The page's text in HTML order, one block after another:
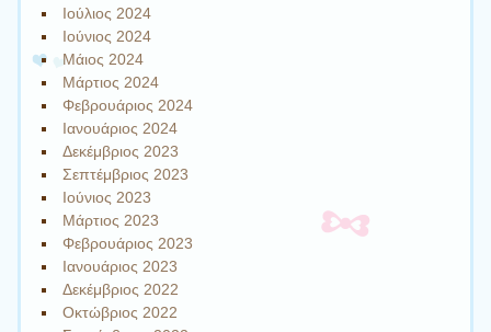
Ιούλιος 2024
Ιούνιος 2024
Μάιος 2024
Μάρτιος 2024
Φεβρουάριος 2024
Ιανουάριος 2024
Δεκέμβριος 2023
Σεπτέμβριος 2023
Ιούνιος 2023
Μάρτιος 2023
Φεβρουάριος 2023
Ιανουάριος 2023
Δεκέμβριος 2022
Οκτώβριος 2022